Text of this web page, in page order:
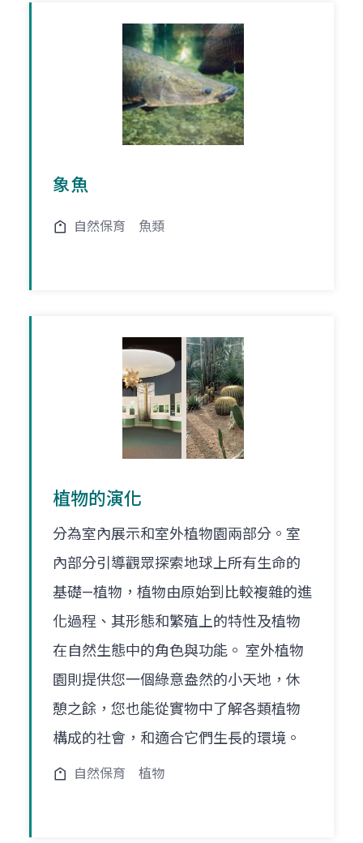
象魚
自然保育 魚類
植物的演化
分為室內展示和室外植物園兩部分。室
內部分引導觀眾探索地球上所有生命的
基礎—植物，植物由原始到比較複雜的進
化過程、其形態和繁殖上的特性及植物
在自然生態中的角色與功能。 室外植物
園則提供您一個綠意盎然的小天地，休
憩之餘，您也能從實物中了解各類植物
構成的社會，和適合它們生長的環境。
自然保育 植物